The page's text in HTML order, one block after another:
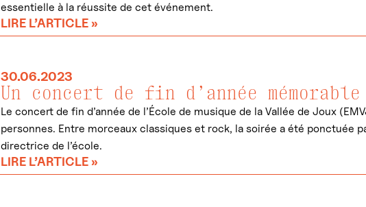
essentielle à la réussite de cet événement.
LIRE L’ARTICLE »
30.06.2023
Un concert de fin d’année
Le concert de fin d’année de l’École de musique de la Vallée de Joux
personnes. Entre morceaux classiques et rock, la soirée a été ponctuée
directrice de l’école.
LIRE L’ARTICLE »